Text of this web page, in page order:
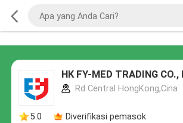
HK FY-MED TRADING
Rd Central HongKong,Cina
5.0 Diverifikasi pemasok